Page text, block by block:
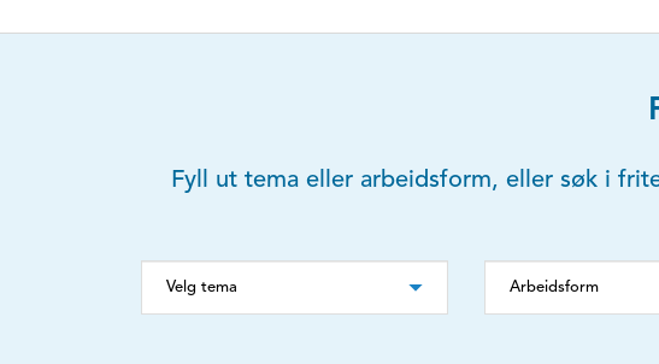
Fyll ut tema eller arbeidsform, eller søk i